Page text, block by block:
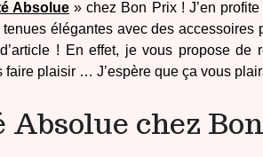
heavenly
Absolue» chez Bon Prix ! J’en
élégantes avec des accessoires
! En effet, je vous propose de
faire plaisir … J’espère que ça vous
chez